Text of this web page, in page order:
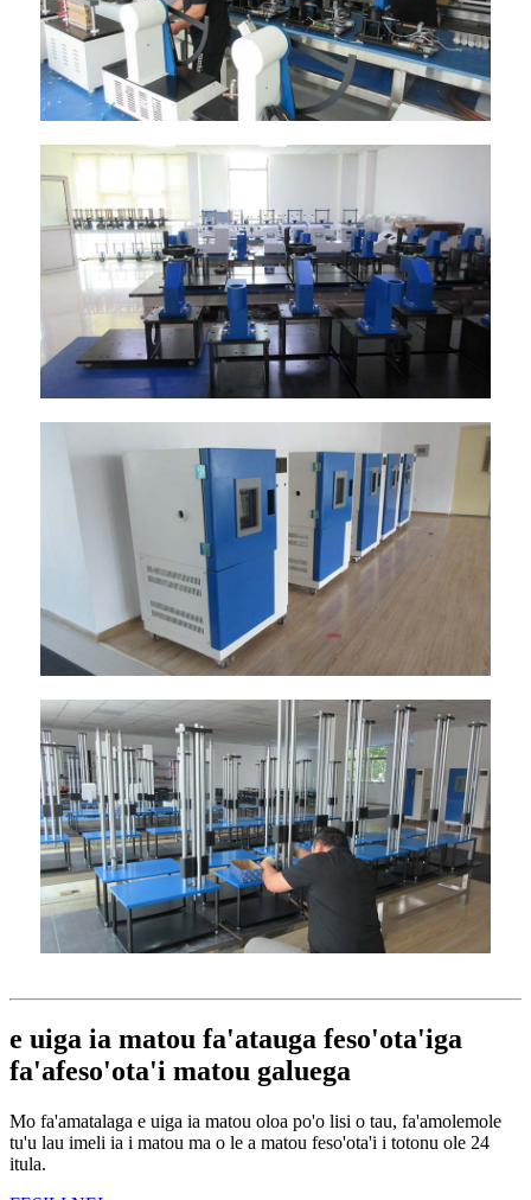
e uiga ia matou fa'atauga feso'ota'iga
fa'afeso'ota'i matou galuega
Mo fa'amatalaga e uiga ia matou oloa po'o lisi o tau, fa'amolemole
tu'u lau imeli ia i matou ma o le a matou feso'ota'i i totonu ole 24
itula.